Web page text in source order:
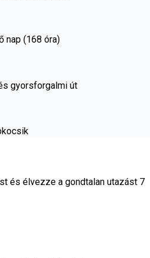
nap (168 óra)
gyorsforgalmi út
és élvezze a gondtalan utazást 7